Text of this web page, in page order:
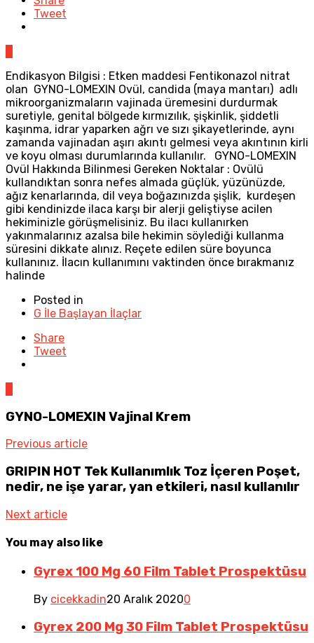
Tweet
Endikasyon Bilgisi : Etken maddesi Fentikonazol nitrat
olan GYNO-LOMEXIN Ovül, candida (maya mantarı) adlı
mikroorganizmaların vajinada üremesini durdurmak
suretiyle, genital bölgede kırmızılık, şişkinlik, şiddetli
kaşınma, idrar yaparken ağrı ve sızı şikayetlerinde, aynı
zamanda vajinadan aşırı akıntı gelmesi veya akıntının kirli
ve koyu olması durumlarında kullanılır. GYNO-LOMEXIN
Ovül Hakkında Bilinmesi Gereken Noktalar : Ovülü
kullandıktan sonra nefes almada güçlük, yüzünüzde,
ağız kenarlarında, dil veya boğazınızda şişlik, kurdeşen
gibi kendinizde ilaca karşı bir alerji geliştiyse acilen
hekiminizle görüşmelisiniz. Bu ilacı kullanırken
yakınmalarınız azalsa bile hekimin söylediği kullanma
süresini dikkate alınız. Reçete edilen süre boyunca
kullanınız. İlacın kullanımını vaktinden önce bırakmanız
halinde
Posted in
G İle Başlayan İlaçlar
Share
Tweet
GYNO-LOMEXIN Vajinal Krem
Previous article
GRIPIN HOT Tek Kullanımlık Toz İçeren Poşet,
nedir, ne işe yarar, yan etkileri, nasıl kullanılır
Next article
You may also like
Gyrex 100 Mg 60 Film Tablet Prospektüsu
By cicekkadin20 Aralık 20200
Gyrex 200 Mg 30 Film Tablet Prospektüsu